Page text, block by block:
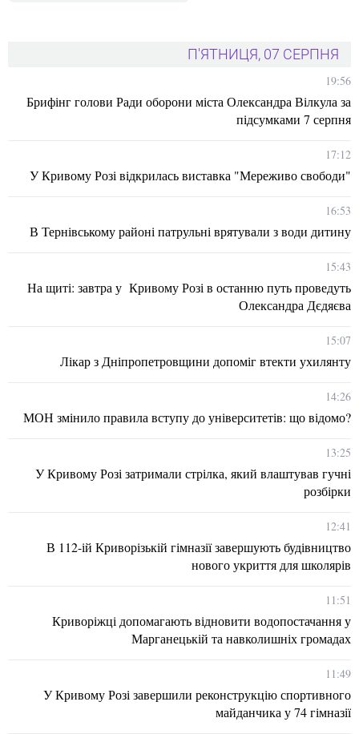
П'ЯТНИЦЯ, 07 СЕРПНЯ
19:56
Брифінг голови Ради оборони міста Олександра Вілкула за
підсумками 7 серпня
17:12
У Кривому Розі відкрилась виставка "Мереживо свободи"
16:53
В Тернівському районі патрульні врятували з води дитину
15:43
На щиті: завтра у Кривому Розі в останню путь проведуть
Олександра Дєдяєва
15:07
Лікар з Дніпропетровщини допоміг втекти ухилянту
14:26
МОН змінило правила вступу до університетів: що відомо?
13:25
У Кривому Розі затримали стрілка, який влаштував гучні
розбірки
12:41
В 112-ій Криворізькій гімназії завершують будівництво
нового укриття для школярів
11:51
Криворіжці допомагають відновити водопостачання у
Марганецькій та навколишніх громадах
11:49
У Кривому Розі завершили реконструкцію спортивного
майданчика у 74 гімназії